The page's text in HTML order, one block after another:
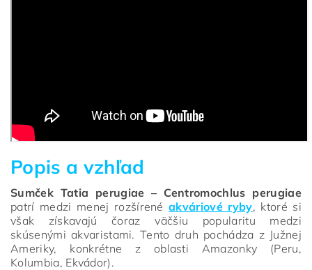
Popis a vzhľad
Sumček Tatia perugiae – Centromochlus perugiae
patrí medzi menej rozšírenéakváriové ryby, ktoré si
však získavajú čoraz väčšiu popularitu medzi
skúsenými akvaristami. Tento druh pochádza z Južnej
Ameriky, konkrétne z oblasti Amazonky (Peru,
Kolumbia, Ekvádor).